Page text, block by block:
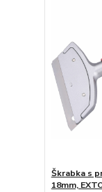
Škrabka s
18mm,